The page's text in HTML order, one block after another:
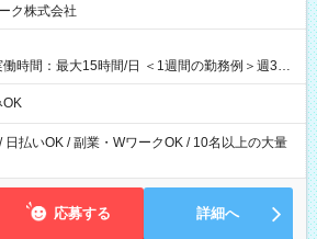
ク株式会社
時間：最大15時間/日 ＜1週間の勤務例＞週3回
金 休み：火・木・土・日 好きな時にお仕事
OK
日払いOK / 副業・WワークOK / 10名以上の大量
応募する 詳細へ